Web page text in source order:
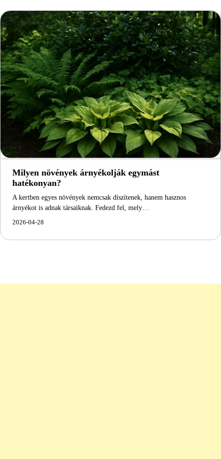
Milyen növények árnyékolják egymást
hatékonyan?
A kertben egyes növények nemcsak díszítenek, hanem hasznos
árnyékot is adnak társaiknak. Fedezd fel, mely…
2026-04-28